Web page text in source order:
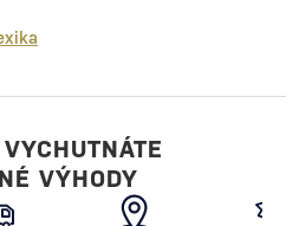
VÝHODY